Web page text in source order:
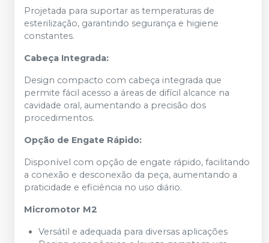
Projetada para suportar as temperaturas de
esterilização, garantindo segurança e higiene
constantes.
Cabeça Integrada:
Design compacto com cabeça integrada que
permite fácil acesso a áreas de difícil alcance na
cavidade oral, aumentando a precisão dos
procedimentos.
Opção de Engate Rápido:
Disponível com opção de engate rápido, facilitando
a conexão e desconexão da peça, aumentando a
praticidade e eficiência no uso diário.
Micromotor M2
Versátil e adequada para diversas aplicações